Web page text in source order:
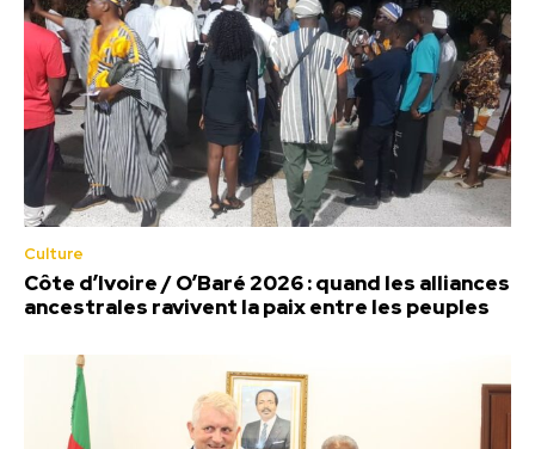
Culture
Côte d’Ivoire / O’Baré 2026 : quand les alliances
ancestrales ravivent la paix entre les peuples